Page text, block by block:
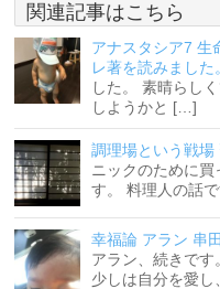
関連記事はこちら
アナスタシア7 生
レ著を読みました
した。 素晴らし
しようかと […]
調理場という戦場
ニックのために
す。 料理人の話
幸福論 アラン 串
アラン、続きです
少しは自分を愛